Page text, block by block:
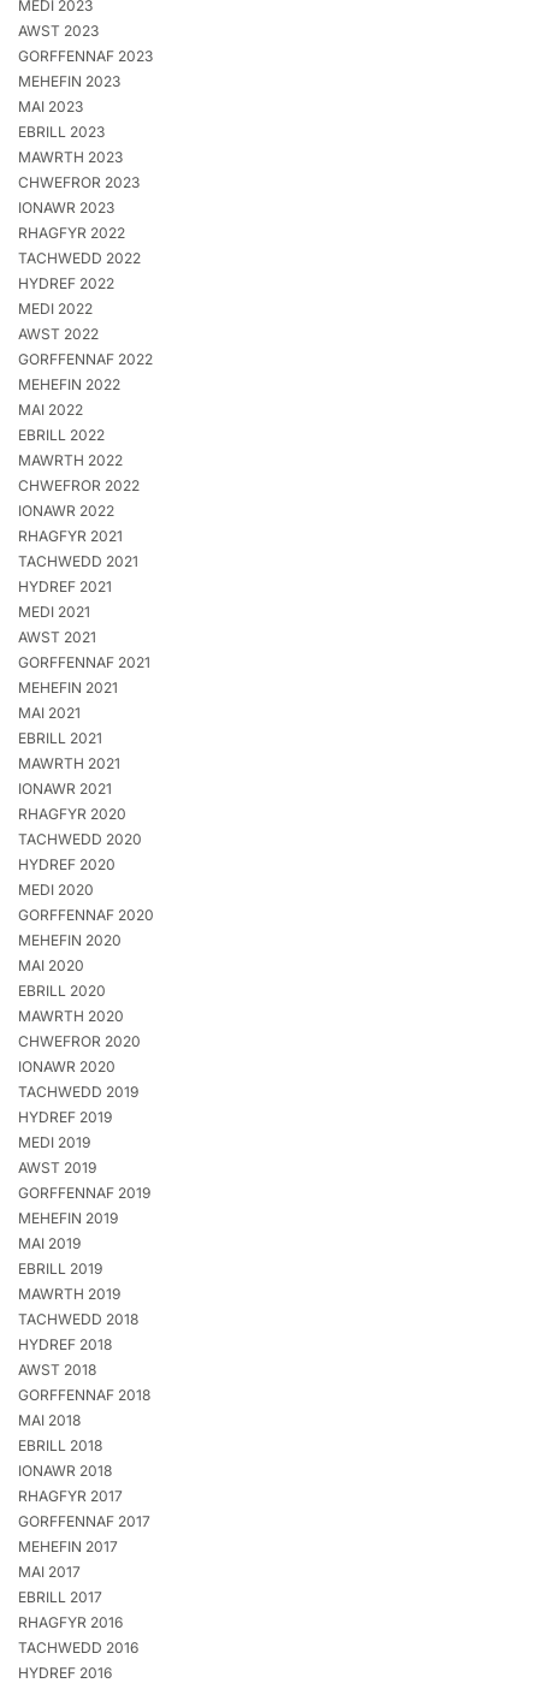
MEDI 2023
AWST 2023
GORFFENNAF 2023
MEHEFIN 2023
MAI 2023
EBRILL 2023
MAWRTH 2023
CHWEFROR 2023
IONAWR 2023
RHAGFYR 2022
TACHWEDD 2022
HYDREF 2022
MEDI 2022
AWST 2022
GORFFENNAF 2022
MEHEFIN 2022
MAI 2022
EBRILL 2022
MAWRTH 2022
CHWEFROR 2022
IONAWR 2022
RHAGFYR 2021
TACHWEDD 2021
HYDREF 2021
MEDI 2021
AWST 2021
GORFFENNAF 2021
MEHEFIN 2021
MAI 2021
EBRILL 2021
MAWRTH 2021
IONAWR 2021
RHAGFYR 2020
TACHWEDD 2020
HYDREF 2020
MEDI 2020
GORFFENNAF 2020
MEHEFIN 2020
MAI 2020
EBRILL 2020
MAWRTH 2020
CHWEFROR 2020
IONAWR 2020
TACHWEDD 2019
HYDREF 2019
MEDI 2019
AWST 2019
GORFFENNAF 2019
MEHEFIN 2019
MAI 2019
EBRILL 2019
MAWRTH 2019
TACHWEDD 2018
HYDREF 2018
AWST 2018
GORFFENNAF 2018
MAI 2018
EBRILL 2018
IONAWR 2018
RHAGFYR 2017
GORFFENNAF 2017
MEHEFIN 2017
MAI 2017
EBRILL 2017
RHAGFYR 2016
TACHWEDD 2016
HYDREF 2016